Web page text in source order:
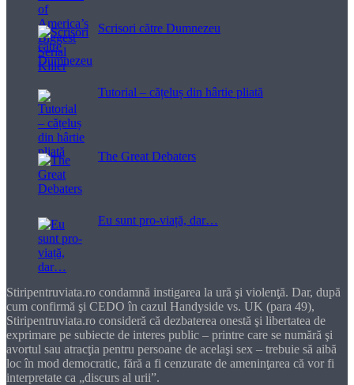
Scrisori către Dumnezeu
Tutorial – cățeluș din hârtie pliată
The Great Debaters
Eu sunt pro-viață, dar…
Stiripentruviata.ro condamnă instigarea la ură şi violenţă. Dar, după
cum confirmă şi CEDO în cazul Handyside vs. UK (para 49),
Stiripentruviata.ro consideră că dezbaterea onestă şi libertatea de
exprimare pe subiecte de interes public – printre care se numără şi
avortul sau atracţia pentru persoane de acelaşi sex – trebuie să aibă
loc în mod democratic, fără a fi cenzurate de ameninţarea că vor fi
interpretate ca „discurs al urii”.